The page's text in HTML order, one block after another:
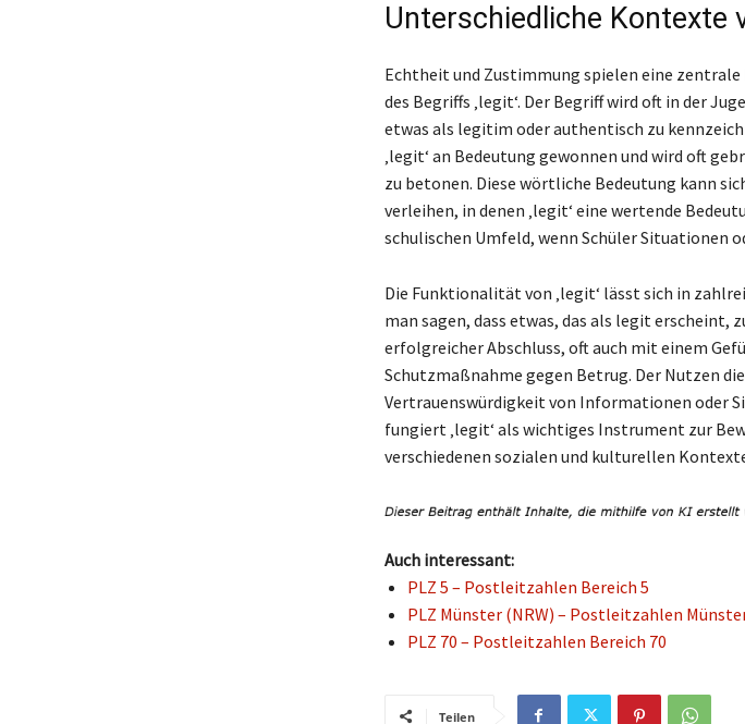
Unterschiedliche Kontexte
Echtheit und Zustimmung spielen eine
des Begriffs ‚legit‘. Der Begriff wird oft in der
etwas als legitim oder authentisch zu
‚legit‘ an Bedeutung gewonnen und wird oft
zu betonen. Diese wörtliche Bedeutung kann
verleihen, in denen ‚legit‘ eine wertende
schulischen Umfeld, wenn Schüler Situationen
Die Funktionalität von ‚legit‘ lässt sich in
man sagen, dass etwas, das als legit erscheint,
erfolgreicher Abschluss, oft auch mit einem
Schutzmaßnahme gegen Betrug. Der Nutzen
Vertrauenswürdigkeit von Informationen oder
fungiert ‚legit‘ als wichtiges Instrument zur
verschiedenen sozialen und kulturellen
Auch interessant:
PLZ 5 – Postleitzahlen Bereich 5
PLZ Münster (NRW) – Postleitzahlen
PLZ 70 – Postleitzahlen Bereich 70
Teilen